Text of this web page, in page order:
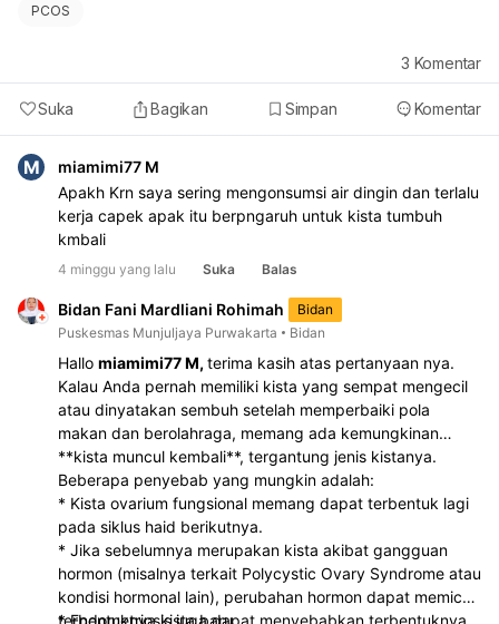
PCOS
Suka Bagikan Simpan Komentar
3 Komentar
M
miamimi77 M
Apakh Krn saya sering mengonsumsi air dingin dan terlalu
kerja capek apak itu berpngaruh untuk kista tumbuh
kmbali
4 minggu yang lalu Suka Balas
Bidan Fani Mardliani Rohimah
Bidan
Puskesmas Munjuljaya Purwakarta
Bidan
Hallo miamimi77 M, terima kasih atas pertanyaan nya.
Kalau Anda pernah memiliki kista yang sempat mengecil
atau dinyatakan sembuh setelah memperbaiki pola
makan dan berolahraga, memang ada kemungkinan
**kista muncul kembali**, tergantung jenis kistanya.
Beberapa penyebab yang mungkin adalah:
* Kista ovarium fungsional memang dapat terbentuk lagi
pada siklus haid berikutnya.
* Jika sebelumnya merupakan kista akibat gangguan
hormon (misalnya terkait Polycystic Ovary Syndrome atau
kondisi hormonal lain), perubahan hormon dapat memicu